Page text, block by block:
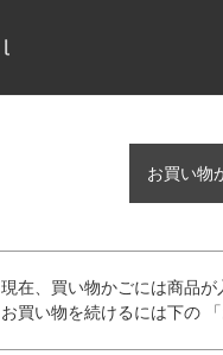
お買い物
現在、買い物かごには商品が
お買い物を続けるには下の